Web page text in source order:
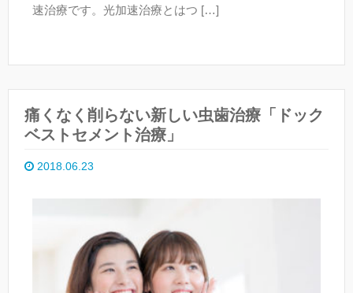
速治療です。光加速治療とはつ […]
痛くなく削らない新しい虫歯治療「ドック
ベストセメント治療」
2018.06.23